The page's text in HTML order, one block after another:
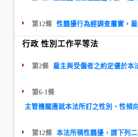
第12條 性騷擾行為經調查屬實，
行政 性別工作平等法
第2條 雇主與受僱者之約定優於本
第6-1條
主管機關應就本法所訂之性別、性傾
第12條 本法所稱性騷擾，謂下列